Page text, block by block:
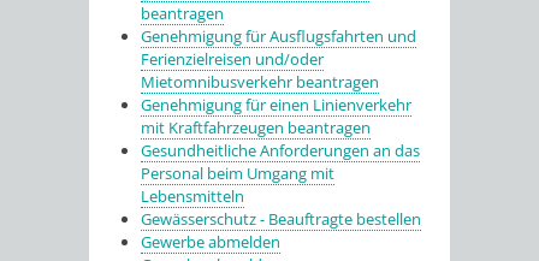
beantragen
Genehmigung für Ausflugsfahrten und
Ferienzielreisen und/oder
Mietomnibusverkehr beantragen
Genehmigung für einen Linienverkehr
mit Kraftfahrzeugen beantragen
Gesundheitliche Anforderungen an das
Personal beim Umgang mit
Lebensmitteln
Gewässerschutz - Beauftragte bestellen
Gewerbe abmelden